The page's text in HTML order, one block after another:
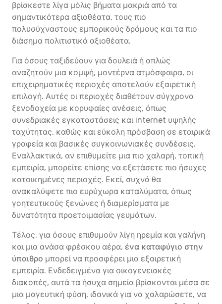
βρίσκεστε λίγα μόλις βήματα μακριά από τα
σημαντικότερα αξιοθέατα, τους πιο
πολυσύχναστους εμπορικούς δρόμους και τα πιο
διάσημα πολιτιστικά αξιοθέατα.
Για όσους ταξιδεύουν για δουλειά ή απλώς
αναζητούν μια κομψή, μοντέρνα ατμόσφαιρα, οι
επιχειρηματικές περιοχές αποτελούν εξαιρετική
επιλογή. Αυτές οι περιοχές διαθέτουν σύγχρονα
ξενοδοχεία με κορυφαίες ανέσεις, όπως
συνεδριακές εγκαταστάσεις και internet υψηλής
ταχύτητας, καθώς και εύκολη πρόσβαση σε εταιρικά
γραφεία και βασικές συγκοινωνιακές συνδέσεις.
Εναλλακτικά, αν επιθυμείτε μια πιο χαλαρή, τοπική
εμπειρία, μπορείτε επίσης να εξετάσετε πιο ήσυχες
κατοικημένες περιοχές. Εκεί, συχνά θα
ανακαλύψετε πιο ευρύχωρα καταλύματα, όπως
γοητευτικούς ξενώνες ή διαμερίσματα με
δυνατότητα προετοιμασίας γευμάτων.
Τέλος, για όσους επιθυμούν λίγη ηρεμία και γαλήνη
και μια ανάσα φρέσκου αέρα, ένα καταφύγιο στην
ύπαιθρο μπορεί να προσφέρει μια εξαιρετική
εμπειρία. Ενδεδειγμένα για οικογενειακές
διακοπές, αυτά τα ήσυχα σημεία βρίσκονται μέσα σε
μια μαγευτική φύση, ιδανικά για να χαλαρώσετε, να